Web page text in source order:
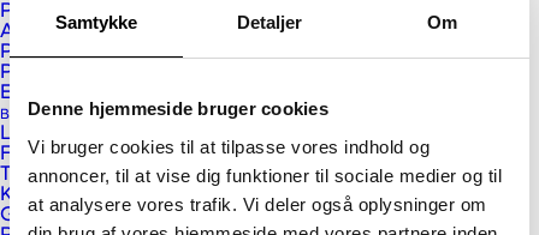
Samtykke Detaljer Om
Denne hjemmeside bruger cookies
Vi bruger cookies til at tilpasse vores indhold og
annoncer, til at vise dig funktioner til sociale medier og til
at analysere vores trafik. Vi deler også oplysninger om
PS
ABS
PUR
Plastkompositter
Eurograte GRP riste og profiler
Bygge- og Interiør Plast
Larson og Larcore
Fundermax
Trespa
Kerrock
Gallina PC facadeplader
Vink Plast ApS
Kristrup Engvej 9